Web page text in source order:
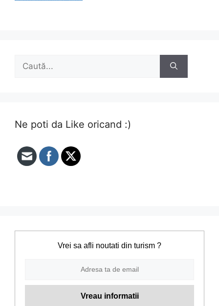
după:
Ne poti da Like oricand :)
Vrei sa afli noutati din turism ?